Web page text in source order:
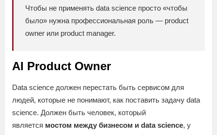
Чтобы не применять data science просто «чтобы
было» нужна профессиональная роль — product
owner или product manager.
AI Product Owner
Data science должен перестать быть сервисом для
людей, которые не понимают, как поставить задачу data
science. Должен быть человек, который
является мостом между бизнесом и data science, у